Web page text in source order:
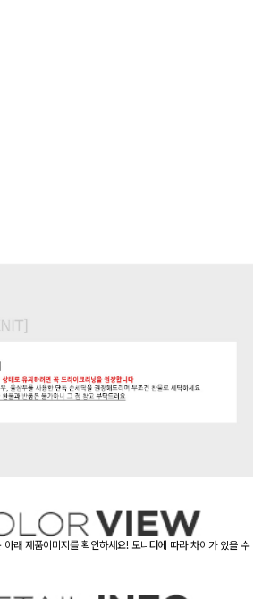
아래 제품이미지를 확인하세요! 모니터에 따라 차이가 있을 수